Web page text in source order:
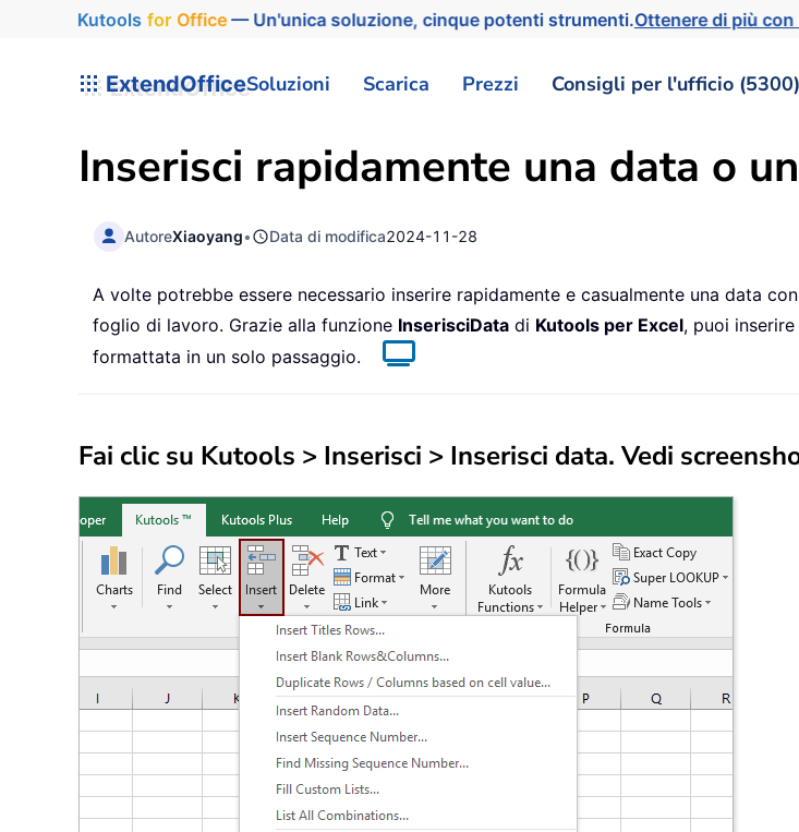
Kutools for Office— Un'unica soluzione, cinque potenti strumenti.Ottenere di più
ExtendOfficeSoluzioni Scarica Prezzi Consigli per l'ufficio (5300)
Inserisci rapidamente una data o
AutoreXiaoyang• Data di modifica2024-11-28
A volte potrebbe essere necessario inserire rapidamente e casualmente una data
foglio di lavoro. Grazie alla funzione InserisciData di Kutools per Excel, puoi
formattata in un solo passaggio.
Fai clic su Kutools > Inserisci > Inserisci data. Vedi